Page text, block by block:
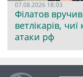
07.08.2026 18:03
Філатов
ветлікарів,
атаки рф